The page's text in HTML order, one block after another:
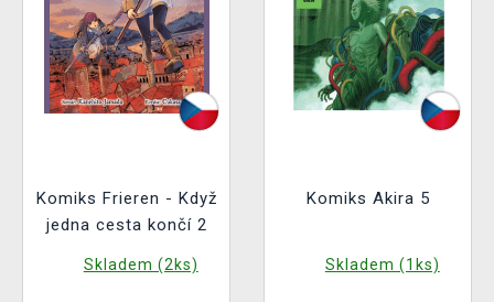
Komiks Frieren - Když
jedna cesta končí 2
Skladem (2ks)
Komiks Akira 5
Skladem (1ks)